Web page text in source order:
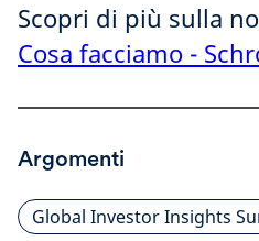
Scopri di più sulla
Cosa facciamo -
Argomenti
Global Investor Insights